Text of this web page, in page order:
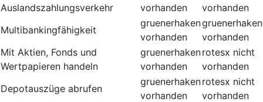
Auslandszahlungsverkehr
vorhanden
vorhanden
Multibankingfähigkeit
gruenerhaken
vorhanden
gruenerhaken
vorhanden
Mit Aktien, Fonds und
Wertpapieren handeln
gruenerhaken
vorhanden
rotesx nicht
vorhanden
Depotauszüge abrufen
gruenerhaken
vorhanden
rotesx nicht
vorhanden